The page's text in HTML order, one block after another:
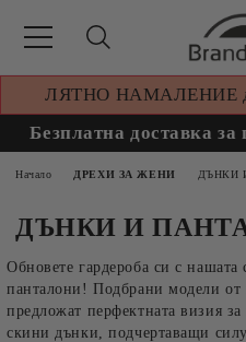
ЛЯТНО НАМАЛЕНИЕ
Безплатна доставка
Начало ДРЕХИ ЗА ЖЕНИ ДЪНКИ
ДЪНКИ И
Обновете гардероба си с
панталони! Подбрани модели
предложат перфектната визия
скини дънки, подчертаващи